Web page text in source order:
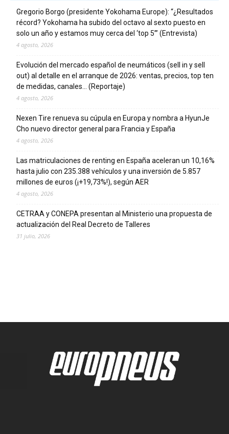
Gregorio Borgo (presidente Yokohama Europe): “¿Resultados
récord? Yokohama ha subido del octavo al sexto puesto en
solo un año y estamos muy cerca del ‘top 5’” (Entrevista)
4 agosto, 2026
Evolución del mercado español de neumáticos (sell in y sell
out) al detalle en el arranque de 2026: ventas, precios, top ten
de medidas, canales… (Reportaje)
4 agosto, 2026
Nexen Tire renueva su cúpula en Europa y nombra a HyunJe
Cho nuevo director general para Francia y España
4 agosto, 2026
Las matriculaciones de renting en España aceleran un 10,16%
hasta julio con 235.388 vehículos y una inversión de 5.857
millones de euros (¡+19,73%!), según AER
4 agosto, 2026
CETRAA y CONEPA presentan al Ministerio una propuesta de
actualización del Real Decreto de Talleres
31 julio, 2026